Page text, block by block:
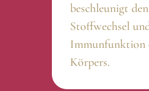
beschleunigt den
Stoffwechsel
Immunfunktion
Körpers.